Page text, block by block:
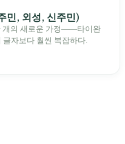
민, 외성, 신주민)
개의 새로운 가정——타이완
글자보다 훨씬 복잡하다.